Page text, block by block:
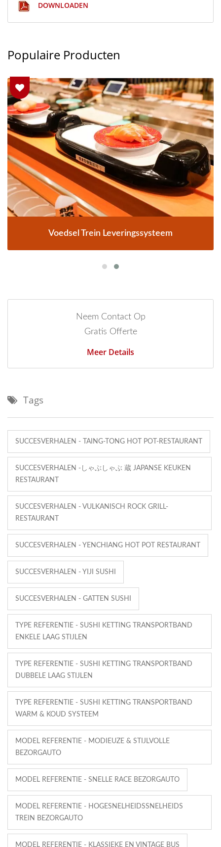
DOWNLOADEN
Populaire Producten
Voedsel Trein Leveringssysteem
Neem Contact Op
Gratis Offerte
Meer Details
Tags
SUCCESVERHALEN - TAING-TONG HOT POT-RESTAURANT
SUCCESVERHALEN -しゃぶしゃぶ 蔵 JAPANSE KEUKEN
RESTAURANT
SUCCESVERHALEN - VULKANISCH ROCK GRILL-
RESTAURANT
SUCCESVERHALEN - YENCHIANG HOT POT RESTAURANT
SUCCESVERHALEN - YIJI SUSHI
SUCCESVERHALEN - GATTEN SUSHI
TYPE REFERENTIE - SUSHI KETTING TRANSPORTBAND
ENKELE LAAG STIJLEN
TYPE REFERENTIE - SUSHI KETTING TRANSPORTBAND
DUBBELE LAAG STIJLEN
TYPE REFERENTIE - SUSHI KETTING TRANSPORTBAND
WARM & KOUD SYSTEEM
MODEL REFERENTIE - MODIEUZE & STIJLVOLLE
BEZORGAUTO
MODEL REFERENTIE - SNELLE RACE BEZORGAUTO
MODEL REFERENTIE - HOGESNELHEIDSSNELHEIDS
TREIN BEZORGAUTO
MODEL REFERENTIE - KLASSIEKE EN VINTAGE BUS